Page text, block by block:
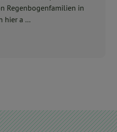
Regenbogenfamilien in
hier a ...